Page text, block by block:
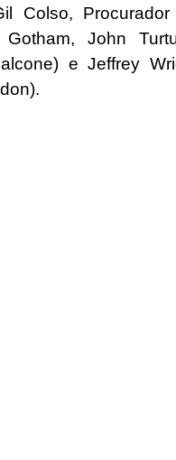
Colso, Procurador
John
e Jeffrey